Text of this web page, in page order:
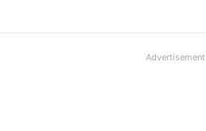
Advertisement